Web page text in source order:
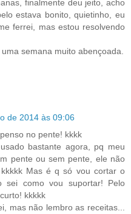
finalmente deu jeito, acho
estava bonito, quietinho, eu
ferrei, mas estou resolvendo
semana muito abençoada.
de 2014 às 09:06
no pente! kkkk
bastante agora, pq meu
pente ou sem pente, ele não
Mas é q só vou cortar o
sei como vou suportar! Pelo
kkkkk
mas não lembro as receitas...